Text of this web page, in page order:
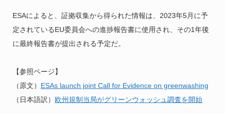
ESAによると、証拠収集から得られた情報は、2023年5月に予
定されているEU委員会への進捗報告書に使用され、その1年後
に最終報告書が提出される予定だ。
【参照ページ】
（原文） ESAs launch joint Call for Evidence on greenwashing
（日本語訳） 欧州規制当局がグリーンウォッシュ調査を開始